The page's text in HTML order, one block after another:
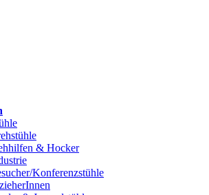
& Hocker
Konferenzstühle